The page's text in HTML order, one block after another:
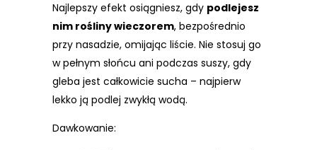
Najlepszy efekt osiągniesz, gdy podlejesz
nim rośliny wieczorem, bezpośrednio
przy nasadzie, omijając liście. Nie stosuj go
w pełnym słońcu ani podczas suszy, gdy
gleba jest całkowicie sucha – najpierw
lekko ją podlej zwykłą wodą.
Dawkowanie: